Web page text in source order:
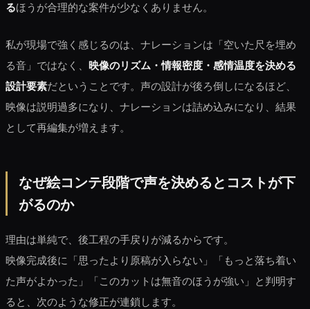
るほうが合理的な案件が少なくありません。
私が現場で強く感じるのは、ナレーションは「空いた尺を埋め
る音」ではなく、 映像のリズム・情報密度・感情温度を決める
設計要素だということです。声の設計が後ろ倒しになるほど、
映像は説明過多になり、ナレーションは詰め込みになり、結果
として再編集が増えます。
なぜ絵コンテ段階で声を決めるとコストが下
がるのか
理由は単純で、後工程の手戻りが減るからです。
映像完成後に「思ったより原稿が入らない」「もっと落ち着い
た声がよかった」「このカットは無音のほうが強い」と判明す
ると、次のような修正が連鎖します。